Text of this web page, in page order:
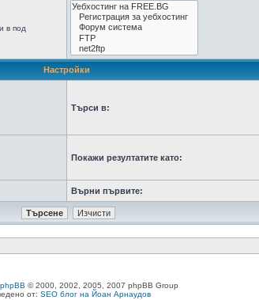
в под
Настройки
Търси в:
Покажи резултатите като:
Върни първите:
phpBB © 2000, 2002, 2005, 2007 phpBB Group
от: SEO блог на Йоан Арнаудов